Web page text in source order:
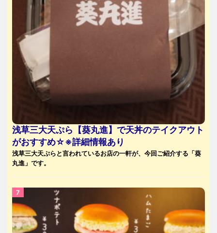
浅草三大天ぷら【葵丸進】で天丼のテイクアウト
がおすすめ☆※詳細情報あり
浅草三大天ぷらと言われているお店の一軒が、今回ご紹介する「葵
丸進」です。